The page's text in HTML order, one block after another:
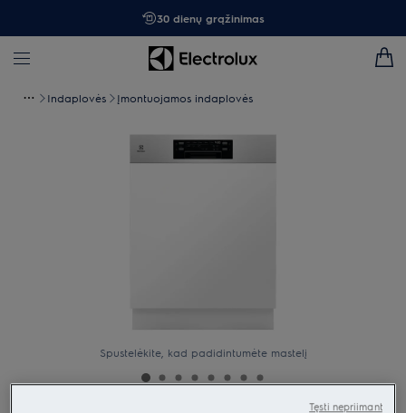
30 dienų grąžinimas
Indaplovės Įmontuojamos indaplovės
Spustelėkite, kad padidintumėte mastelį
Tęsti nepriimant